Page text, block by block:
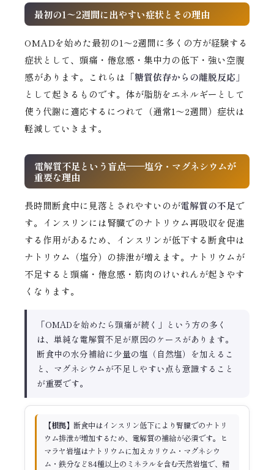
最初の1〜2週間に出やすい症状とその理由
OMADを始めた最初の1〜2週間に多くの方が経験する
症状として、頭痛・倦怠感・集中力の低下・強い空腹
感があります。これらは 「糖質依存からの離脱反応」
として起きるものです。体が脂肪をエネルギーとして
使う代謝に適応するにつれて（通常1〜2週間）症状は
軽減していきます。
電解質不足という盲点——塩分・マグネシウムが
重要な理由
長時間断食中に見落とされやすいのが電解質の不足で
す。インスリンには腎臓でのナトリウム再吸収を促進
する作用があるため、インスリンが低下する断食中は
ナトリウム（塩分）の排泄が増えます。ナトリウムが
不足すると頭痛・倦怠感・筋肉のけいれんが起きやす
くなります。
「OMADを始めたら頭痛が続く」という方の多く
は、単純な電解質不足が原因のケースがあります。
断食中の水分補給に少量の塩（自然塩）を加えるこ
と、マグネシウムが不足しやすい点も意識すること
が重要です。
【根拠】 断食中はインスリン低下により腎臓でのナトリ
ウム排泄が増加するため、電解質の補給が必須です。ヒ
マラヤ岩塩はナトリウムに加えカリウム・マグネシウ
ム・鉄分など84種以上のミネラルを含む天然岩塩で、精